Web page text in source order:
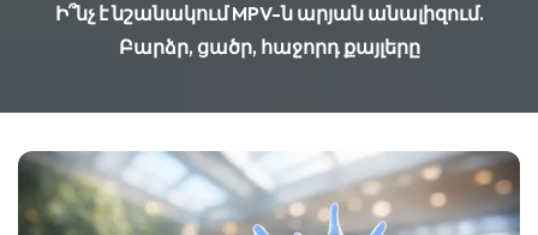
Ի՞նչ է նշանակում MPV-ն արյան անալիզում.
Բարձր, ցածր, հաջորդ քայլերը